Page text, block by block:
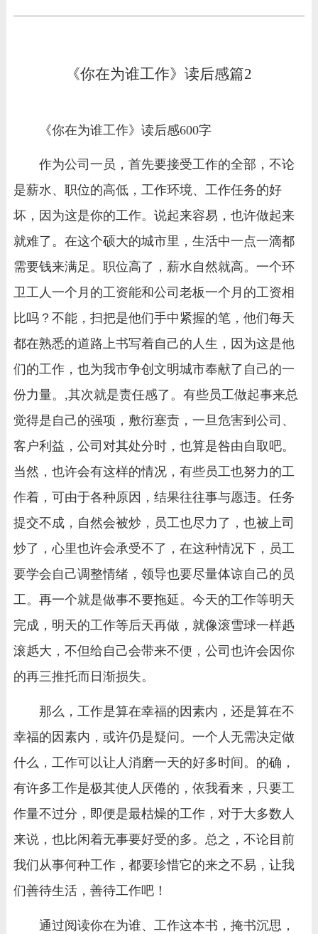
《你在为谁工作》读后感篇2
《你在为谁工作》读后感600字
作为公司一员，首先要接受工作的全部，不论
是薪水、职位的高低，工作环境、工作任务的好
坏，因为这是你的工作。说起来容易，也许做起来
就难了。在这个硕大的城市里，生活中一点一滴都
需要钱来满足。职位高了，薪水自然就高。一个环
卫工人一个月的工资能和公司老板一个月的工资相
比吗？不能，扫把是他们手中紧握的笔，他们每天
都在熟悉的道路上书写着自己的人生，因为这是他
们的工作，也为我市争创文明城市奉献了自己的一
份力量。,其次就是责任感了。有些员工做起事来总
觉得是自己的强项，敷衍塞责，一旦危害到公司、
客户利益，公司对其处分时，也算是咎由自取吧。
当然，也许会有这样的情况，有些员工也努力的工
作着，可由于各种原因，结果往往事与愿违。任务
提交不成，自然会被炒，员工也尽力了，也被上司
炒了，心里也许会承受不了，在这种情况下，员工
要学会自己调整情绪，领导也要尽量体谅自己的员
工。再一个就是做事不要拖延。今天的工作等明天
完成，明天的工作等后天再做，就像滚雪球一样赿
滚赿大，不但给自己会带来不便，公司也许会因你
的再三推托而日渐损失。
那么，工作是算在幸福的因素内，还是算在不
幸福的因素内，或许仍是疑问。一个人无需决定做
什么，工作可以让人消磨一天的好多时间。的确，
有许多工作是极其使人厌倦的，依我看来，只要工
作量不过分，即便是最枯燥的工作，对于大多数人
来说，也比闲着无事要好受的多。总之，不论目前
我们从事何种工作，都要珍惜它的来之不易，让我
们善待生活，善待工作吧！
通过阅读你在为谁、工作这本书，掩书沉思，